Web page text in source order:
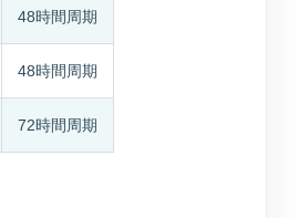
48時間周期
48時間周期
72時間周期